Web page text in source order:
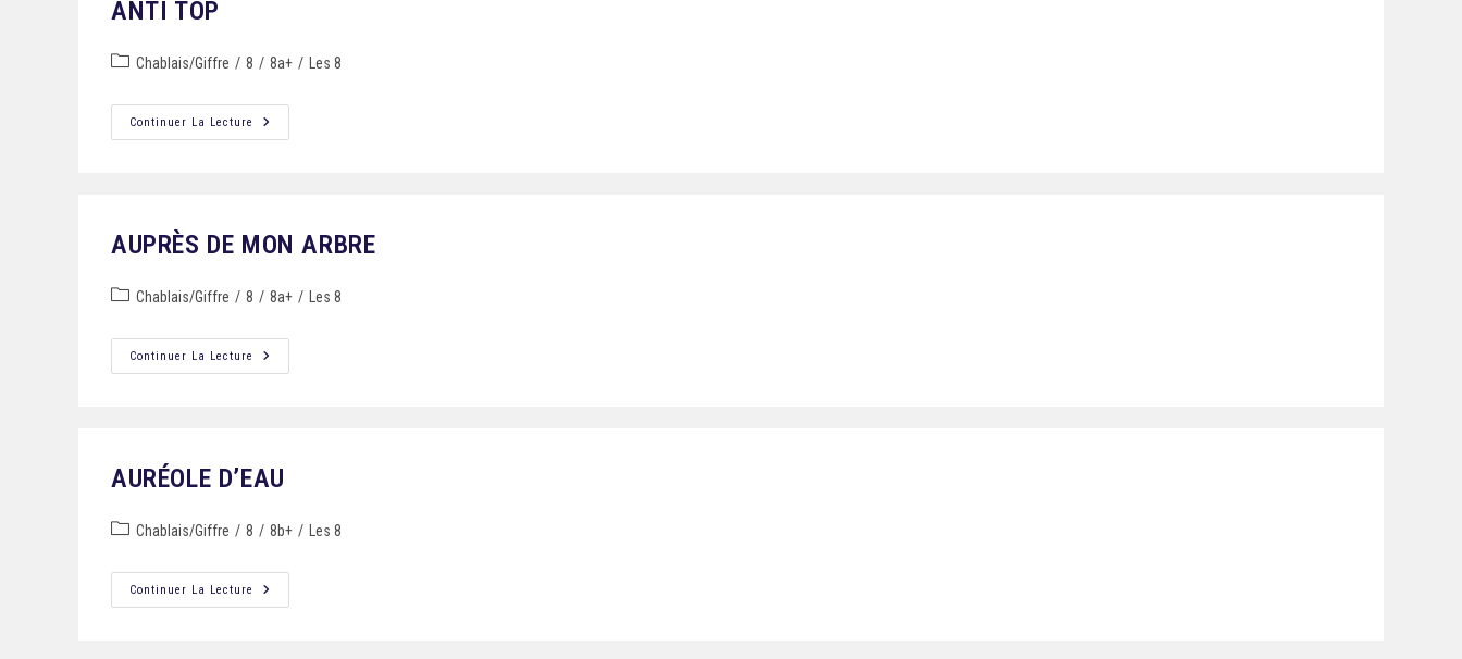
ANTI TOP
Chablais/Giffre / 8 / 8a+ / Les 8
Continuer La Lecture
AUPRÈS DE MON ARBRE
Chablais/Giffre / 8 / 8a+ / Les 8
Continuer La Lecture
AURÉOLE D’EAU
Chablais/Giffre / 8 / 8b+ / Les 8
Continuer La Lecture